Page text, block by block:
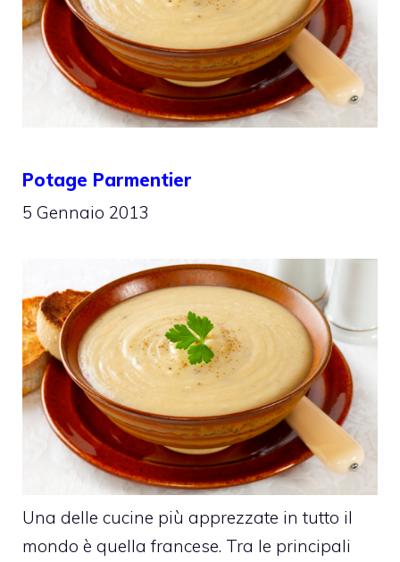
Potage Parmentier
5 Gennaio 2013
Una delle cucine più apprezzate in tutto il
mondo è quella francese. Tra le principali